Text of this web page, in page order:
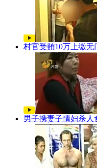
村官受贿10万上缴无
男子携妻子情妇杀人